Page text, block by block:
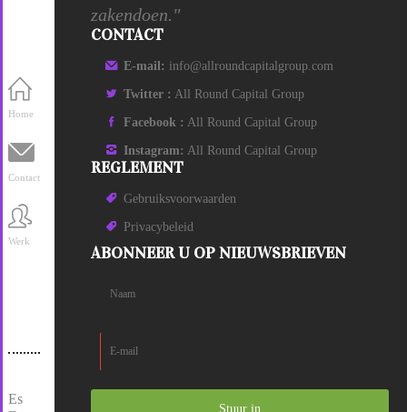
zakendoen."
CONTACT
E-mail: info@allroundcapitalgroup.com
Twitter : All Round Capital Group
Facebook : All Round Capital Group
Instagram: All Round Capital Group
REGLEMENT
Gebruiksvoorwaarden
Privacybeleid
ABONNEER U OP NIEUWSBRIEVEN
Stuur in
Home
Contact
Werk
Es